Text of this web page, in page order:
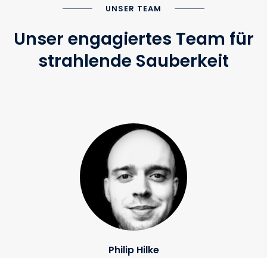
UNSER TEAM
Unser engagiertes Team für
strahlende Sauberkeit
Philip Hilke